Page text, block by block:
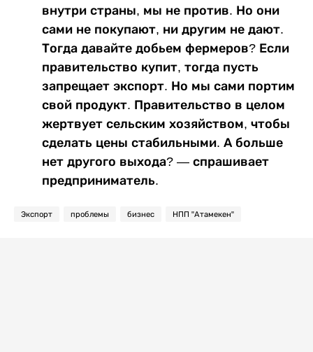
внутри страны, мы не против. Но они
сами не покупают, ни другим не дают.
Тогда давайте добьем фермеров? Если
правительство купит, тогда пусть
запрещает экспорт. Но мы сами портим
свой продукт. Правительство в целом
жертвует сельским хозяйством, чтобы
сделать цены стабильными. А больше
нет другого выхода? — спрашивает
предприниматель.
Экспорт проблемы бизнес НПП "Атамекен"